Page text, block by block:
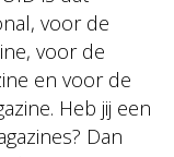
voor de
voor de
en voor de
Heb jij een
Dan